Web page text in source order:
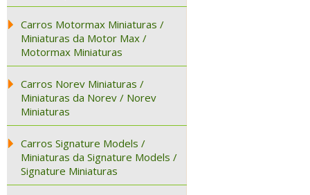
Carros Motormax Miniaturas /
Miniaturas da Motor Max /
Motormax Miniaturas
Carros Norev Miniaturas /
Miniaturas da Norev / Norev
Miniaturas
Carros Signature Models /
Miniaturas da Signature Models /
Signature Miniaturas